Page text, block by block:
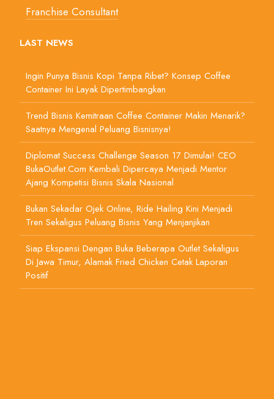
Franchise Consultant
LAST NEWS
Ingin Punya Bisnis Kopi Tanpa Ribet? Konsep Coffee
Container Ini Layak Dipertimbangkan
Trend Bisnis Kemitraan Coffee Container Makin Menarik?
Saatnya Mengenal Peluang Bisnisnya!
Diplomat Success Challenge Season 17 Dimulai! CEO
BukaOutlet.com Kembali Dipercaya Menjadi Mentor
Ajang Kompetisi Bisnis Skala Nasional
Bukan Sekadar Ojek Online, Ride Hailing Kini Menjadi
Tren Sekaligus Peluang Bisnis Yang Menjanjikan
Siap Ekspansi Dengan Buka Beberapa Outlet Sekaligus
Di Jawa Timur, Alamak Fried Chicken Cetak Laporan
Positif